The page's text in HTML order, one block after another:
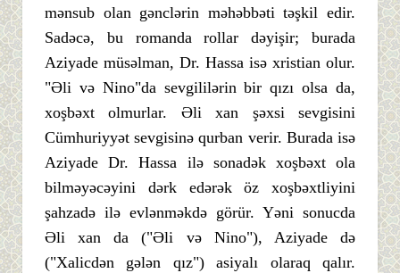
mənsub olan gənclərin məhəbbəti təşkil edir.
Sadəcə, bu romanda rollar dəyişir; burada
Aziyade müsəlman, Dr. Hassa isə xristian olur.
"Əli və Nino"da sevgililərin bir qızı olsa da,
xoşbəxt olmurlar. Əli xan şəxsi sevgisini
Cümhuriyyət sevgisinə qurban verir. Burada isə
Aziyade Dr. Hassa ilə sonadək xoşbəxt ola
bilməyəcəyini dərk edərək öz xoşbəxtliyini
şahzadə ilə evlənməkdə görür. Yəni sonucda
Əli xan da ("Əli və Nino"), Aziyade də
("Xalicdən gələn qız") asiyalı olaraq qalır.